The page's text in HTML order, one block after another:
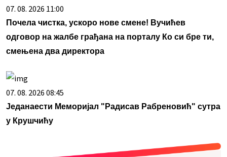
07. 08. 2026 11:00
Почела чистка, ускоро нове смене! Вучићев
одговор на жалбе грађана на порталу Ко си бре ти,
смењена два директора
07. 08. 2026 08:45
Једанаести Меморијал "Радисав Рабреновић" сутра
у Крушчићу